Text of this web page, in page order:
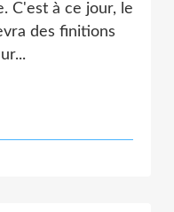
C'est à ce jour, le
des finitions